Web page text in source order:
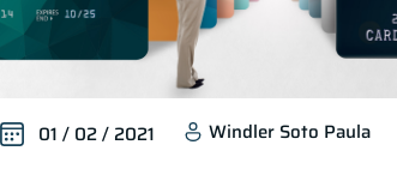
01 / 02 / 2021 Windler Soto Paula